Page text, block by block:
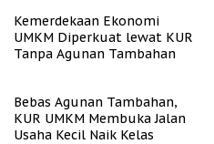
Kemerdekaan Ekonomi
UMKM Diperkuat lewat KUR
Tanpa Agunan Tambahan
Bebas Agunan Tambahan,
KUR UMKM Membuka Jalan
Usaha Kecil Naik Kelas